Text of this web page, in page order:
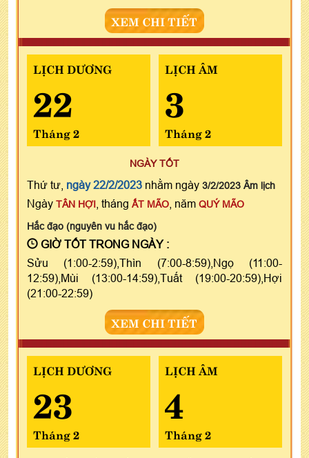
XEM CHI TIẾT
LỊCH DƯƠNG
22
Tháng 2
LỊCH ÂM
3
Tháng 2
NGÀY TỐT
Thứ tư, ngày 22/2/2023 nhằm ngày 3/2/2023 Âm lịch
Ngày TÂN HỢI , tháng ẤT MÃO , năm QUÝ MÃO
Hắc đạo (nguyên vu hắc đạo)
GIỜ TỐT TRONG NGÀY :
Sửu (1:00-2:59),Thìn (7:00-8:59),Ngọ (11:00-
12:59),Mùi (13:00-14:59),Tuất (19:00-20:59),Hợi
(21:00-22:59)
XEM CHI TIẾT
LỊCH DƯƠNG
23
Tháng 2
LỊCH ÂM
4
Tháng 2